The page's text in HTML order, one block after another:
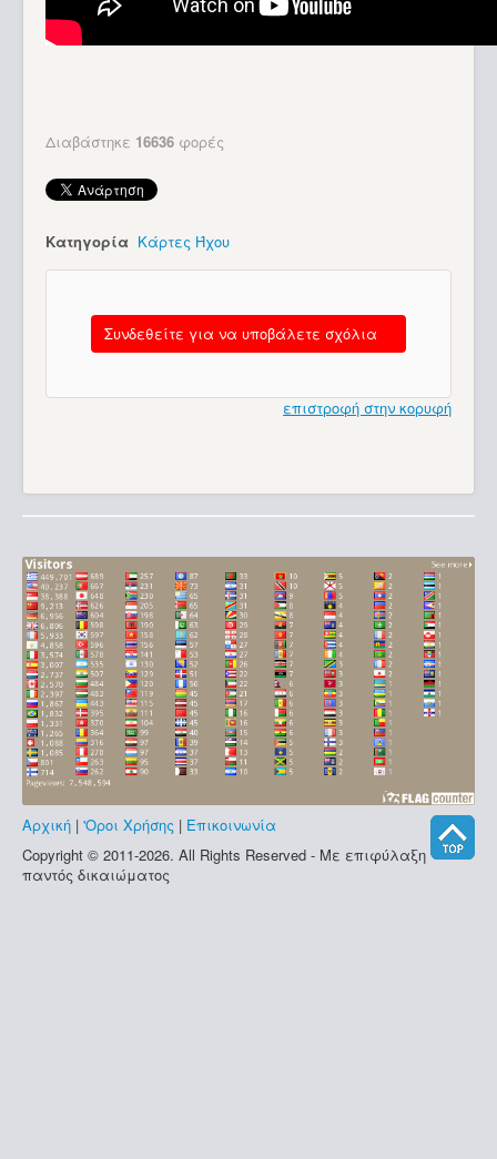
Διαβάστηκε 16636 φορές
Κατηγορία Κάρτες Ήχου
Συνδεθείτε για να υποβάλετε σχόλια
επιστροφή στην κορυφή
Αρχική | 'Οροι Χρήσης | Επικοινωνία
Copyright © 2011-2026. All Rights Reserved - Με επιφύλαξη
παντός δικαιώματος